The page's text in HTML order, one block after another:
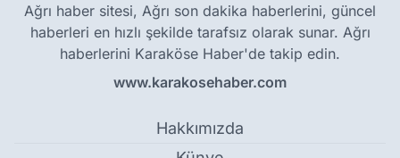
Ağrı haber sitesi, Ağrı son dakika haberlerini, güncel
haberleri en hızlı şekilde tarafsız olarak sunar. Ağrı
haberlerini Karaköse Haber'de takip edin.
www.karakosehaber.com
Hakkımızda